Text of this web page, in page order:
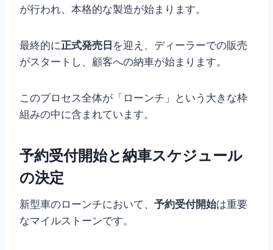
が行われ、本格的な製造が始まります。
最終的に正式発売日 を迎え、ディーラーでの販売
がスタートし、顧客への納車が始まります。
このプロセス全体が「ローンチ」という大きな枠
組みの中に含まれています。
予約受付開始と納車スケジュール
の決定
新型車のローンチにおいて、 予約受付開始は重要
なマイルストーンです。